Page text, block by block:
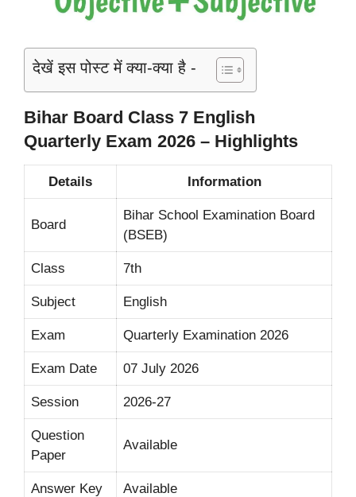
देखें इस पोस्ट में क्या-क्या है -
Bihar Board Class 7 English
Quarterly Exam 2026 – Highlights
Details Information
Board
Bihar School Examination Board
(BSEB)
Class 7th
Subject English
Exam Quarterly Examination 2026
Exam Date 07 July 2026
Session 2026-27
Question
Paper
Available
Answer Key Available